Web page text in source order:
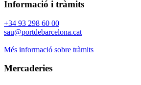
Informació i tràmits
+34 93 298 60 00
sau@portdebarcelona.cat
Més informació sobre tràmits
Mercaderies